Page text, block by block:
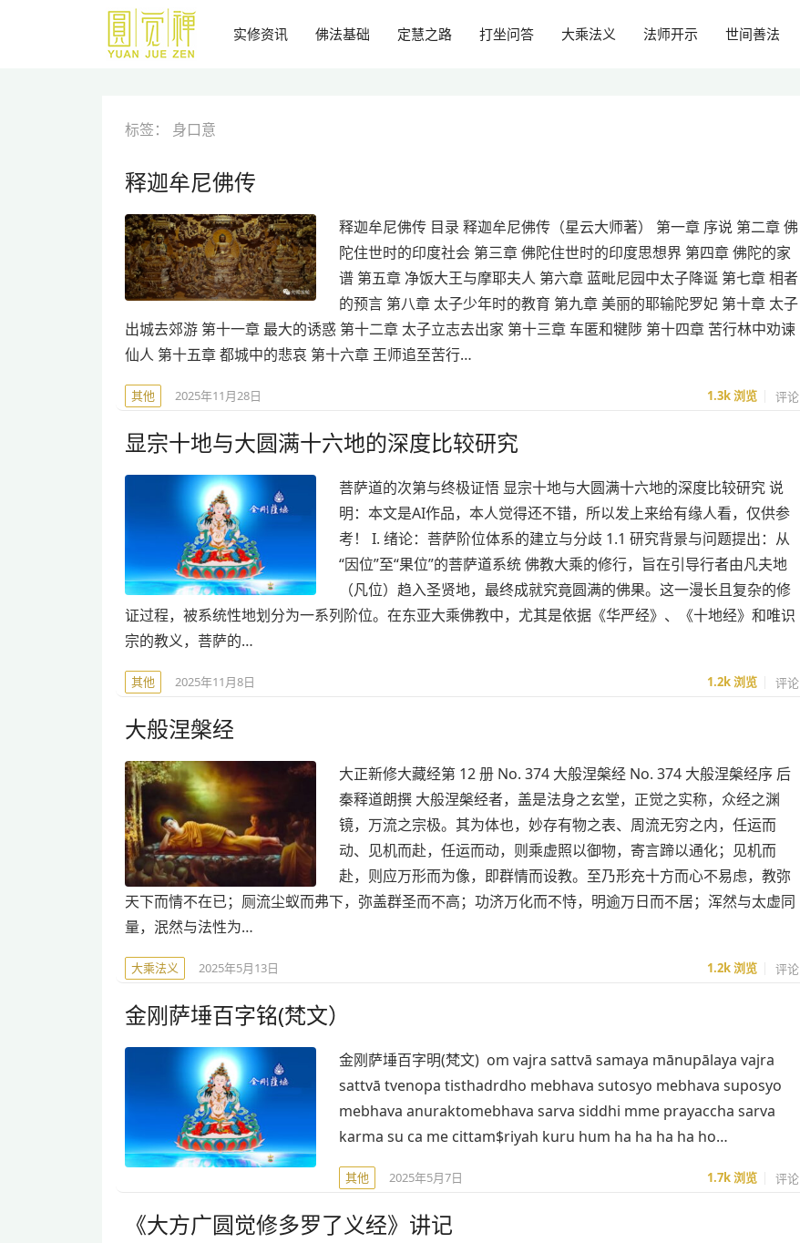
实修资讯 佛法基础 定慧之路 打坐问答 大乘法义 法师开示 世间善法
标签： 身口意
释迦牟尼佛传
释迦牟尼佛传 目录 释迦牟尼佛传（星云大师著） 第一章 序说 第二章 佛
陀住世时的印度社会 第三章 佛陀住世时的印度思想界 第四章 佛陀的家
谱 第五章 净饭大王与摩耶夫人 第六章 蓝毗尼园中太子降诞 第七章 相者
的预言 第八章 太子少年时的教育 第九章 美丽的耶输陀罗妃 第十章 太子
出城去郊游 第十一章 最大的诱惑 第十二章 太子立志去出家 第十三章 车匿和犍陟 第十四章 苦行林中劝谏
仙人 第十五章 都城中的悲哀 第十六章 王师追至苦行…
其他 2025年11月28日 1.3k浏览 评论
显宗十地与大圆满十六地的深度比较研究
菩萨道的次第与终极证悟 显宗十地与大圆满十六地的深度比较研究 说
明：本文是AI作品，本人觉得还不错，所以发上来给有缘人看，仅供参
考！ I. 绪论：菩萨阶位体系的建立与分歧 1.1 研究背景与问题提出：从
“因位”至“果位”的菩萨道系统 佛教大乘的修行，旨在引导行者由凡夫地
（凡位）趋入圣贤地，最终成就究竟圆满的佛果。这一漫长且复杂的修
证过程，被系统性地划分为一系列阶位。在东亚大乘佛教中，尤其是依据《华严经》、《十地经》和唯识
宗的教义，菩萨的…
其他 2025年11月8日 1.2k浏览 评论
大般涅槃经
大正新修大藏经第 12 册 No. 374 大般涅槃经 No. 374 大般涅槃经序 后
秦释道朗撰 大般涅槃经者，盖是法身之玄堂，正觉之实称，众经之渊
镜，万流之宗极。其为体也，妙存有物之表、周流无穷之内，任运而
动、见机而赴，任运而动，则乘虚照以御物，寄言蹄以通化；见机而
赴，则应万形而为像，即群情而设教。至乃形充十方而心不易虑，教弥
天下而情不在已；厕流尘蚁而弗下，弥盖群圣而不高；功济万化而不恃，明逾万日而不居；浑然与太虚同
量，泯然与法性为…
大乘法义 2025年5月13日 1.2k浏览 评论
金刚萨埵百字铭(梵文）
金刚萨埵百字明(梵文) om vajra sattvā samaya mānupālaya vajra
sattvā tvenopa tisthadrdho mebhava sutosyo mebhava suposyo
mebhava anuraktomebhava sarva siddhi mme prayaccha sarva
karma su ca me cittam$riyah kuru hum ha ha ha ha ho…
其他 2025年5月7日 1.7k浏览 评论
《大方广圆觉修多罗了义经》讲记